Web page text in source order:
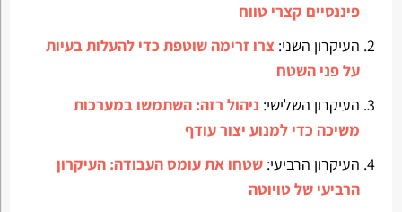
פיננסיים קצרי טווח
העיקרון השני: צרו זרימה שוטפת כדי להעלות בעיות
על פני השטח
העיקרון השלישי: ניהול רזה: השתמשו במערכות
משיכה כדי למנוע יצור עודף
העיקרון הרביעי: שטחו את עומס העבודה: העיקרון
הרביעי של טויוטה